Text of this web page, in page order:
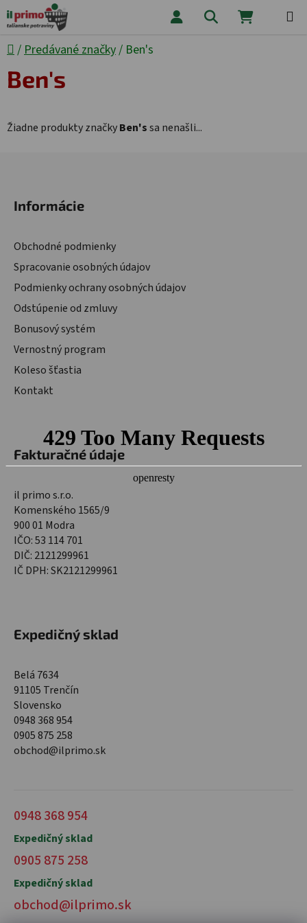
Prejsť na obsah Hľadať
Domov
/ Predávané značky/ Ben's
Ben's
Žiadne produkty značkyBen'ssa nenašli...
Informácie
Obchodné podmienky
Spracovanie osobných údajov
Podmienky ochrany osobných údajov
Odstúpenie od zmluvy
Bonusový systém
Vernostný program
Koleso šťastia
Kontakt
Fakturačné údaje
il primo s.r.o.
Komenského 1565/9
900 01 Modra
IČO: 53 114 701
DIČ: 2121299961
IČ DPH: SK2121299961
Expedičný sklad
Belá 7634
91105 Trenčín
Slovensko
0948 368 954
0905 875 258
obchod@ilprimo.sk
0948 368 954
Expedičný sklad
0905 875 258
Expedičný sklad
obchod@ilprimo.sk